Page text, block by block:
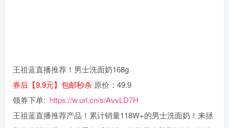
王祖蓝直播推荐！男士洗面奶168g
券后【9.9元】包邮秒杀 原价：49.9
领券下单: https://w.url.cn/s/AvvLD7H
王祖蓝直播推荐产品！累计销量118W+的男士洗面奶！来拯